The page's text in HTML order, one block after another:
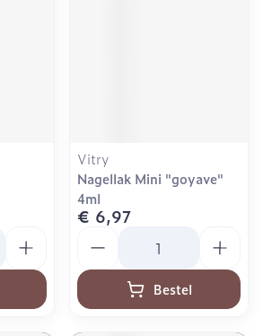
Vitry
Nagellak Mini "goyave"
4ml
€ 6,97
Bestel